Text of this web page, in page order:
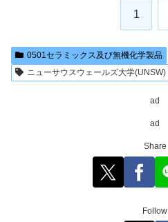
1
0501セラミックス及び無機化学製品
ニューサウスウェールズ大学(UNSW)
ad
ad
Share
Follow